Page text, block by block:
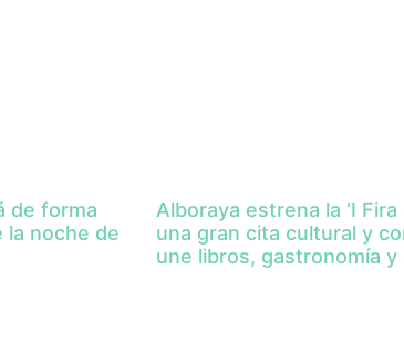
de forma
la noche de
Alboraya estrena la ‘I Fira
una gran cita cultural y
une libros, gastronomía y